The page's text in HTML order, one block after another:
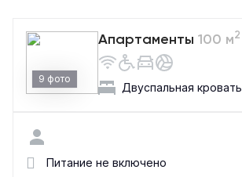
9 фото
Апартаменты 100 м2
Двуспальная кровать
Питание не включено